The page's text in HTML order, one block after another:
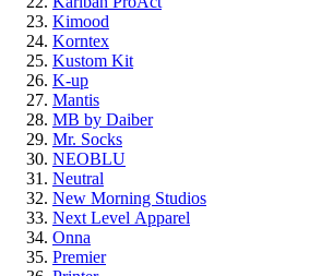
Kimood
Korntex
Kustom Kit
K-up
Mantis
MB by Daiber
Mr. Socks
NEOBLU
Neutral
New Morning Studios
Next Level Apparel
Onna
Premier